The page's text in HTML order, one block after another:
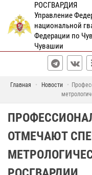
РОСГВАРДИЯ
Управление
национальной
Федерации по
Чувашии
Главная Новости
ОТМЕЧАЮТ